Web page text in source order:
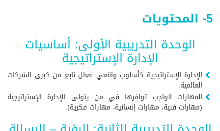
5- المحتويات
الوحدة التدريبية الأولى: أساسيات
الإدارة الإستراتيجية
الإدارة الإستراتيجية كأسلوب واقعي فعال نابع من كبرى الشركات
العالمية.
المهارات الواجب توافرها في من يتولى الإدارة الإستراتيجية
(مهارات فنية، مهارات إنسانية، مهارات فكرية).